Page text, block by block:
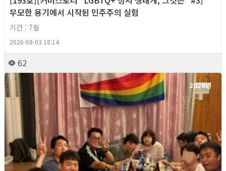
무모한 용기에서 시작된 민주주의 실험
기간 : 7월
2026-08-03 18:14
62
2026년